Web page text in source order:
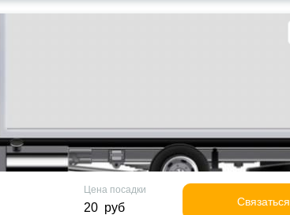
Цена посадки
20 руб Связаться